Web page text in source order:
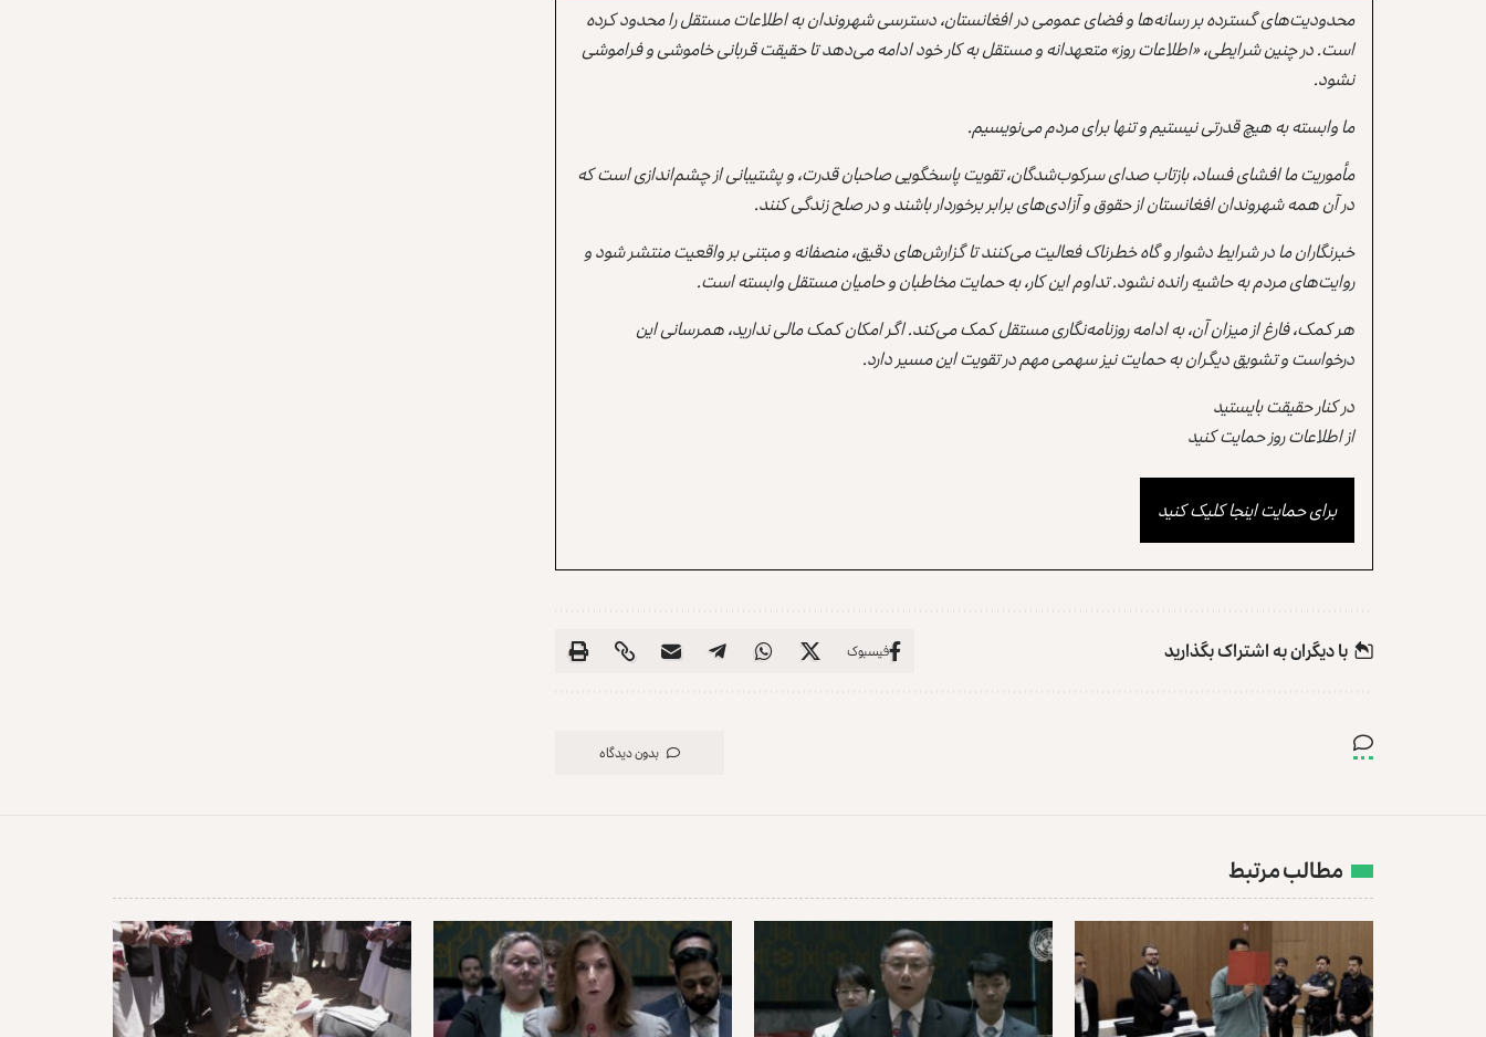
محدودیت‌های گسترده بر رسانه‌ها و فضای عمومی در افغانستان، دسترسی شهروندان به اطلاعات مستقل را محدود کرده
است. در چنین شرایطی، «اطلاعات روز» متعهدانه و مستقل به کار خود ادامه می‌دهد تا حقیقت قربانی خاموشی و فراموشی
نشود.
ما وابسته به هیچ قدرتی نیستیم و تنها برای مردم می‌نویسیم.
مأموریت ما افشای فساد، بازتاب صدای سرکوب‌شدگان، تقویت پاسخگویی صاحبان قدرت، و پشتیبانی از چشم‌اندازی است که
در آن همه شهروندان افغانستان از حقوق و آزادی‌های برابر برخوردار باشند و در صلح زندگی کنند.
خبرنگاران ما در شرایط دشوار و گاه خطرناک فعالیت می‌کنند تا گزارش‌های دقیق، منصفانه و مبتنی بر واقعیت منتشر شود و
روایت‌های مردم به حاشیه رانده نشود. تداوم این کار، به حمایت مخاطبان و حامیان مستقل وابسته است.
هر کمک، فارغ از میزان آن، به ادامه روزنامه‌نگاری مستقل کمک می‌کند. اگر امکان کمک مالی ندارید، همرسانی این
درخواست و تشویق دیگران به حمایت نیز سهمی مهم در تقویت این مسیر دارد.
در کنار حقیقت بایستید
از اطلاعات روز حمایت کنید
برای حمایت اینجا کلیک کنید
با دیگران به‌‌ اشتراک بگذارید فیسبوک
بدون دیدگاه
مطالب مرتبط